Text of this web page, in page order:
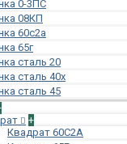
0-3ПС
08КП
60с2а
65г
сталь 20
сталь 40х
сталь 45
+
Квадрат 60С2А